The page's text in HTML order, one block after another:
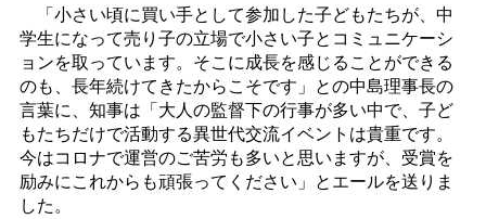
「小さい頃に買い手として参加した子どもたちが、中
学生になって売り子の立場で小さい子とコミュニケーシ
ョンを取っています。そこに成長を感じることができる
のも、長年続けてきたからこそです」との中島理事長の
言葉に、知事は「大人の監督下の行事が多い中で、子ど
もたちだけで活動する異世代交流イベントは貴重です。
今はコロナで運営のご苦労も多いと思いますが、受賞を
励みにこれからも頑張ってください」とエールを送りま
した。